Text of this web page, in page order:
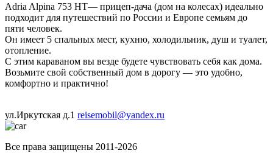
Adria Alpina 753 HT— прицеп-дача (дом на колесах) идеально
подходит для путешествий по России и Европе семьям до
пяти человек.
Он имеет 5 спальных мест, кухню, холодильник, душ и туалет,
отопление.
С этим караваном вы везде будете чувствовать себя как дома.
Возьмите свой собственный дом в дорогу — это удобно,
комфортно и практично!
ул.Иркутская д.1 reisemobil@yandex.ru
Все права защищены 2011-2026